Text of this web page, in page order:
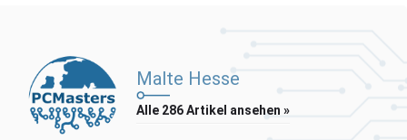
Malte Hesse
Alle 286 Artikel ansehen »